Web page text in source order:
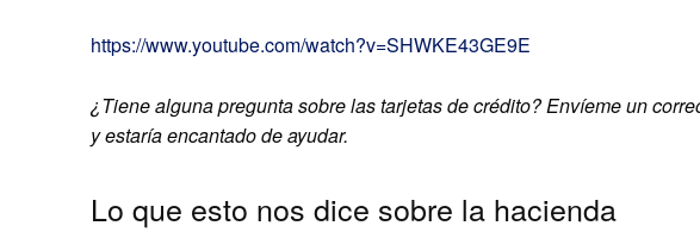
https://www.youtube.com/watch?v=SHWKE43GE9E
¿Tiene alguna pregunta sobre las tarjetas de crédito? Envíeme un
y estaría encantado de ayudar.
Lo que esto nos dice sobre la hacienda